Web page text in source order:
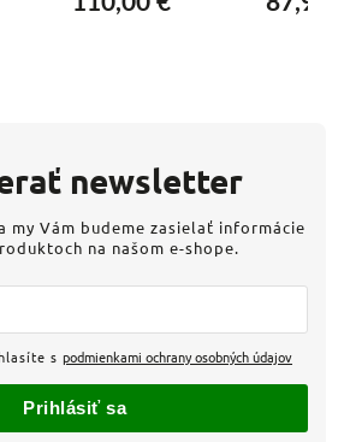
BLACK,FLOOR
newsletter
my Vám budeme zasielať informácie
na našom e-shope.
s podmienkami ochrany osobných údajov
Prihlásiť sa